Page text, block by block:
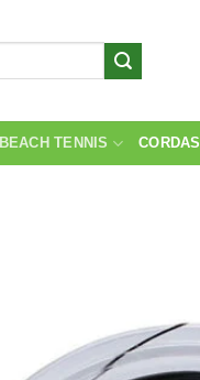
BEACH TENNIS CORDAS